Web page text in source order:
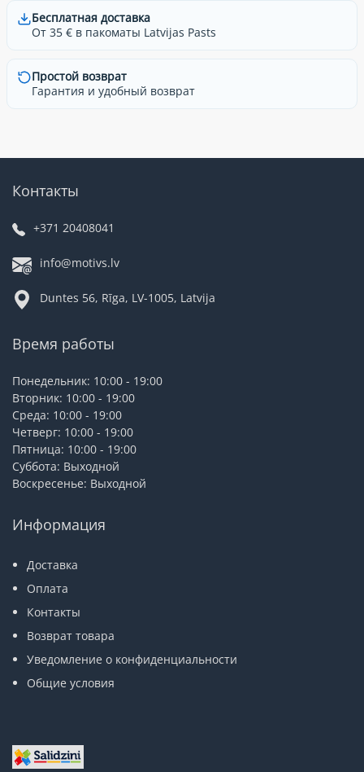
Бесплатная доставка
От 35 € в пакоматы Latvijas Pasts
Простой возврат
Гарантия и удобный возврат
Контакты
+371 20408041
info@motivs.lv
Duntes 56, Rīga, LV-1005, Latvija
Время работы
Понедельник: 10:00 - 19:00
Вторник: 10:00 - 19:00
Среда: 10:00 - 19:00
Четверг: 10:00 - 19:00
Пятница: 10:00 - 19:00
Суббота: Выходной
Воскресенье: Выходной
Информация
Доставка
Оплата
Контакты
Возврат товара
Уведомление о конфиденциальности
Общие условия